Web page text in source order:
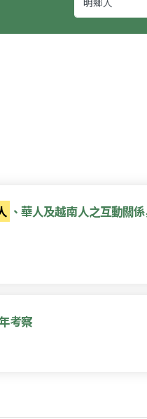
、華人及越南人之互動關
考察